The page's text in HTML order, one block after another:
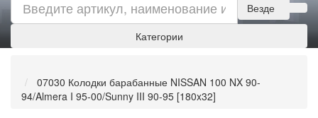
Везде
Категории
07030 Колодки барабанные NISSAN 100 NX 90-
94/Almera I 95-00/Sunny III 90-95 [180x32]